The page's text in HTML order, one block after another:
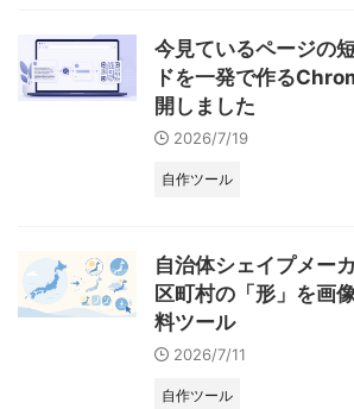
今見ているページの
ドを一発で作る
開しました
2026/7/19
自作ツール
自治体シェイプメー
区町村の「形」を画
料ツール
2026/7/11
自作ツール